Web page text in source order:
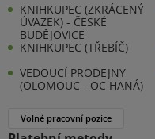
KNIHKUPEC (ZKRÁCENÝ
ÚVAZEK) - ČESKÉ
BUDĚJOVICE
KNIHKUPEC (TŘEBÍČ)
VEDOUCÍ PRODEJNY
(OLOMOUC - OC HANÁ)
Volné pracovní pozice